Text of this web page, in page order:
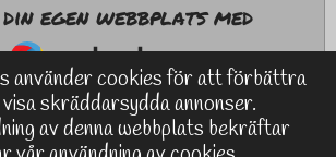
använder cookies för att förbättra
skräddarsydda annonser.
av denna webbplats bekräftar
egen webbplats med
Webador